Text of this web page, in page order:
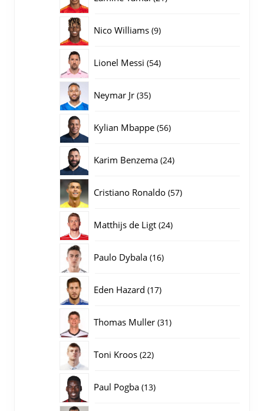
Nico Williams 99
Lionel Messi 5454
Neymar Jr 3535
Kylian Mbappe 5656
Karim Benzema 2424
Cristiano Ronaldo 5757
Matthijs de Ligt 2424
Paulo Dybala 1616
Eden Hazard 1717
Thomas Muller 3131
Toni Kroos 2222
Paul Pogba 1313